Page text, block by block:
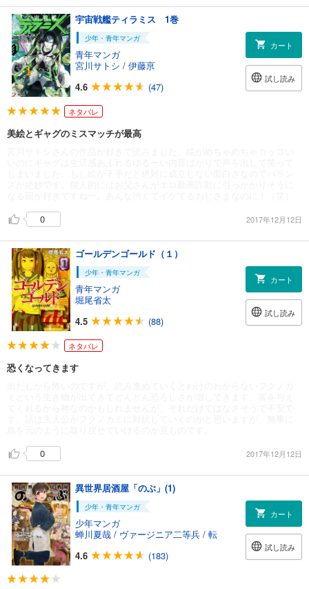
宇宙戦艦ティラミス 1巻
少年・青年マンガ
青年マンガ
宮川サトシ / 伊藤亰
4.6
(47)
カート
試し読み
ネタバレ
美絵とギャグのミスマッチが最高
0
2017年12月12日
ゴールデンゴールド（１）
少年・青年マンガ
青年マンガ
堀尾省太
4.5
(88)
カート
試し読み
ネタバレ
恐くなってきます
0
2017年12月12日
異世界居酒屋「のぶ」(1)
少年・青年マンガ
少年マンガ
蝉川夏哉 / ヴァージニア二等兵 / 転
4.6
(183)
カート
試し読み